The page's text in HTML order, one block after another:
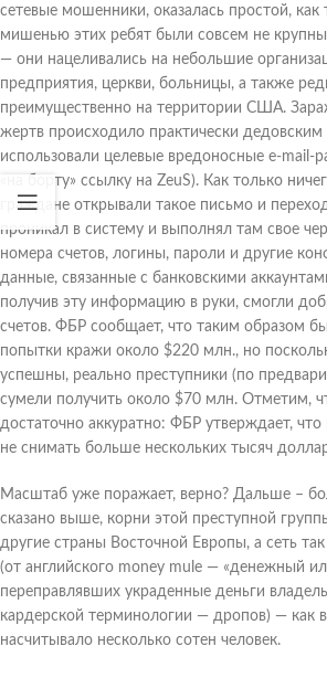
сетевые мошенники, оказалась простой,
мишенью этих ребят были совсем не
— они нацеливались на небольшие
предприятия, церкви, больницы, а также
преимущественно на территории США.
жертв происходило практически
использовали целевые вредоносные e-mail-
«на борту» ссылку на ZeuS). Как только
граждане открывали такое письмо и
проникал в систему и выполнял там свое
номера счетов, логины, пароли и другие
данные, связанные с банковскими
получив эту информацию в руки, смогли
счетов. ФБР сообщает, что таким образом
попытки кражи около $220 млн., но
успешны, реально преступники (по
сумели получить около $70 млн. Отметим,
достаточно аккуратно: ФБР утверждает,
не снимать больше нескольких тысяч
Масштаб уже поражает, верно? Дальше –
сказано выше, корни этой преступной
другие страны Восточной Европы, а сеть
(от английского money mule — «денежный
переправлявших украденные деньги
кардерской терминологии — дропов) — как
насчитывало несколько сотен человек.